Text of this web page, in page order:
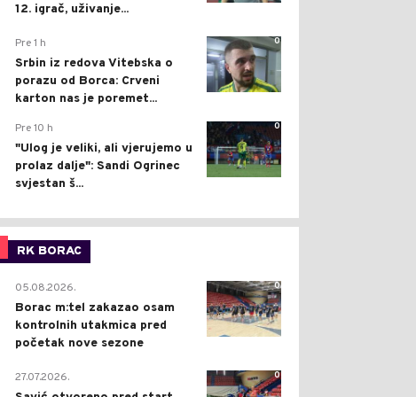
12. igrač, uživanje...
0
Pre 1 h
Srbin iz redova Vitebska o
porazu od Borca: Crveni
karton nas je poremet...
0
Pre 10 h
"Ulog je veliki, ali vjerujemo u
prolaz dalje": Sandi Ogrinec
svjestan š...
RK BORAC
0
05.08.2026.
Borac m:tel zakazao osam
kontrolnih utakmica pred
početak nove sezone
0
27.07.2026.